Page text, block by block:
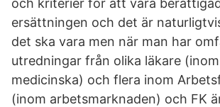
och kriterier för att vara
ersättningen och det är
det ska vara men när man har
utredningar från olika läkare
medicinska) och flera inom
(inom arbetsmarknaden) och FK